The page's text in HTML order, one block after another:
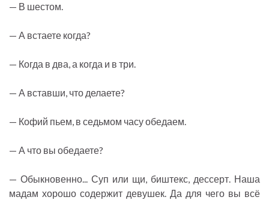
— В шестом.
— А встаете когда?
— Когда в два, а когда и в три.
— А вставши, что делаете?
— Кофий пьем, в седьмом часу обедаем.
— А что вы обедаете?
— Обыкновенно... Суп или щи, биштекс, дессерт. Наша
мадам хорошо содержит девушек. Да для чего вы всё